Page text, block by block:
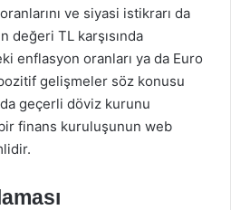
ve siyasi istikrarı da
değeri TL karşısında
enflasyon oranları ya da Euro
gelişmeler söz konusu
geçerli döviz kurunu
finans kuruluşunun web